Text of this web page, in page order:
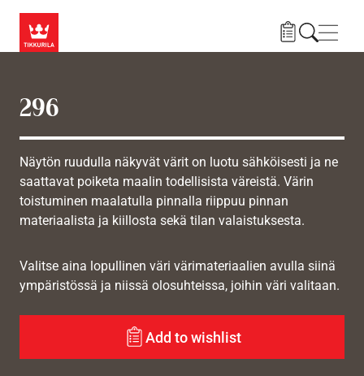
296
Näytön ruudulla näkyvät värit on luotu sähköisesti ja ne
saattavat poiketa maalin todellisista väreistä. Värin
toistuminen maalatulla pinnalla riippuu pinnan
materiaalista ja kiillosta sekä tilan valaistuksesta.
Valitse aina lopullinen väri värimateriaalien avulla siinä
ympäristössä ja niissä olosuhteissa, joihin väri valitaan.
Add to wishlist